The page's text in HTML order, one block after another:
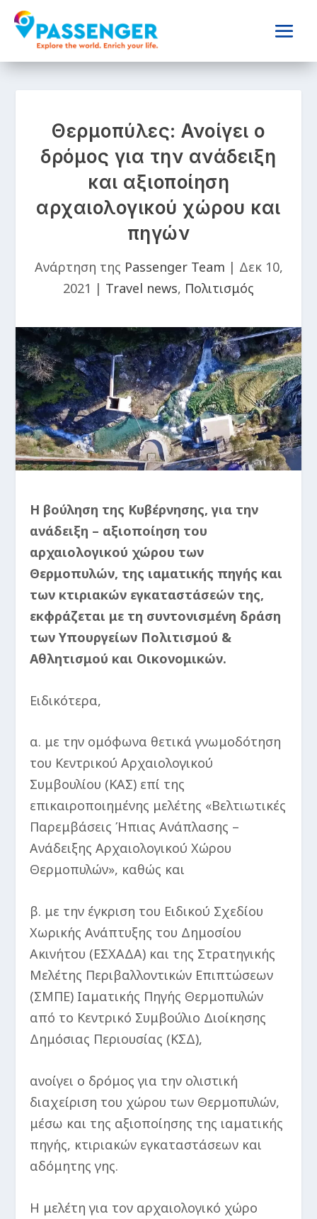
Θερμοπύλες: Ανοίγει ο
δρόμος για την ανάδειξη
και αξιοποίηση
αρχαιολογικού χώρου και
πηγών
Ανάρτηση της Passenger Team | Δεκ 10,
2021 | Travel news, Πολιτισμός
​Η βούληση της Κυβέρνησης, για την
ανάδειξη – αξιοποίηση του
αρχαιολογικού χώρου των
Θερμοπυλών, της ιαματικής πηγής και
των κτιριακών εγκαταστάσεών της,
εκφράζεται με τη συντονισμένη δράση
των Υπουργείων Πολιτισμού &
Αθλητισμού και Οικονομικών.
Ειδικότερα,
α. με την ομόφωνα θετικά γνωμοδότηση
του Κεντρικού Αρχαιολογικού
Συμβουλίου (ΚΑΣ) επί της
επικαιροποιημένης μελέτης «Βελτιωτικές
Παρεμβάσεις Ήπιας Ανάπλασης –
Ανάδειξης Αρχαιολογικού Χώρου
Θερμοπυλών», καθώς και
β. με την έγκριση του Ειδικού Σχεδίου
Χωρικής Ανάπτυξης του Δημοσίου
Ακινήτου (ΕΣΧΑΔΑ) και της Στρατηγικής
Μελέτης Περιβαλλοντικών Επιπτώσεων
(ΣΜΠΕ) Ιαματικής Πηγής Θερμοπυλών
από το Κεντρικό Συμβούλιο Διοίκησης
Δημόσιας Περιουσίας (ΚΣΔ),
ανοίγει ο δρόμος για την ολιστική
διαχείριση του χώρου των Θερμοπυλών,
μέσω και της αξιοποίησης της ιαματικής
πηγής, κτιριακών εγκαταστάσεων και
αδόμητης γης.
H μελέτη για τον αρχαιολογικό χώρο